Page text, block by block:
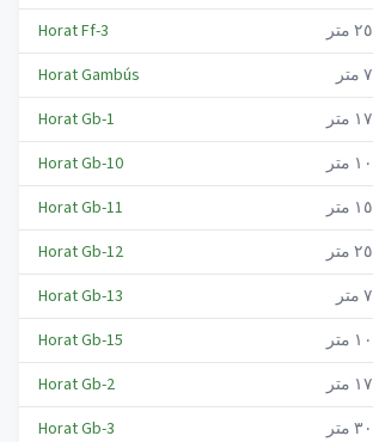
Horat Ff-3
٢٥ متر
Horat Gambús
٧ متر
Horat Gb-1
١٧ متر
Horat Gb-10
١٠ متر
Horat Gb-11
١٥ متر
Horat Gb-12
٢٥ متر
Horat Gb-13
٧ متر
Horat Gb-15
١٠ متر
Horat Gb-2
١٧ متر
Horat Gb-3
٣٠ متر